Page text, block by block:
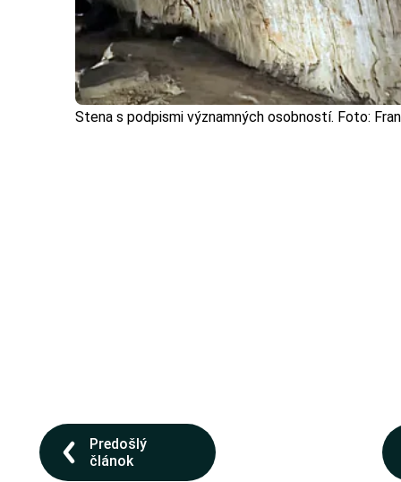
Stena s podpismi významných osobností. Foto:
Predošlý
článok